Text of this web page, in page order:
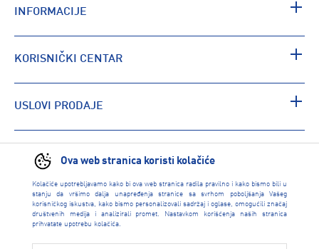
Ova web stranica koristi kolačiće
Kolačiće upotrebljavamo kako bi ova web stranica radila pravilno i kako bismo bili u
stanju da vršimo dalja unapređenja stranice sa svrhom poboljšanja Vašeg
korisničkog iskustva, kako bismo personalizovali sadržaj i oglase, omogućili značaj
društvenih medija i analizirali promet. Nastavkom korišćenja naših stranica
prihvatate upotrebu kolačića.
INFORMACIJE
KORISNIČKI CENTAR
USLOVI PRODAJE
PRONAĐI RADNJU